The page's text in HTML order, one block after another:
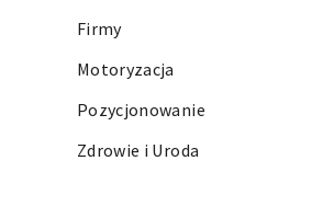
Firmy
Motoryzacja
Pozycjonowanie
Zdrowie i Uroda